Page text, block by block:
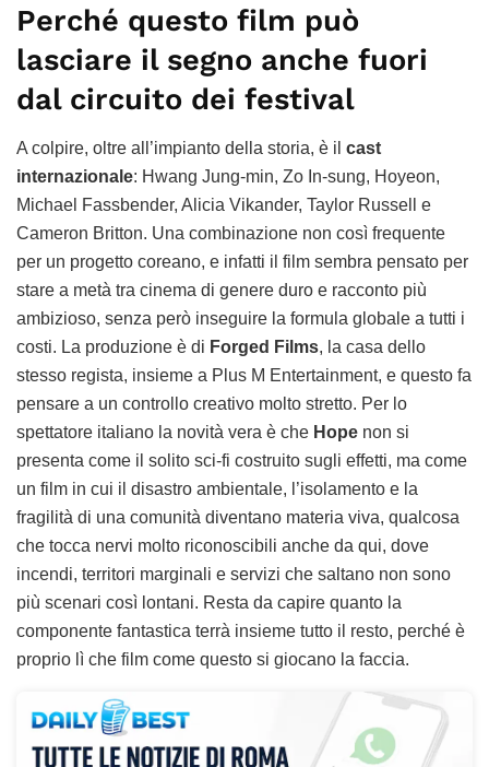
Perché questo film può
lasciare il segno anche fuori
dal circuito dei festival
A colpire, oltre all’impianto della storia, è il cast
internazionale: Hwang Jung-min, Zo In-sung, Hoyeon,
Michael Fassbender, Alicia Vikander, Taylor Russell e
Cameron Britton. Una combinazione non così frequente
per un progetto coreano, e infatti il film sembra pensato per
stare a metà tra cinema di genere duro e racconto più
ambizioso, senza però inseguire la formula globale a tutti i
costi. La produzione è di Forged Films, la casa dello
stesso regista, insieme a Plus M Entertainment, e questo fa
pensare a un controllo creativo molto stretto. Per lo
spettatore italiano la novità vera è che Hope non si
presenta come il solito sci-fi costruito sugli effetti, ma come
un film in cui il disastro ambientale, l’isolamento e la
fragilità di una comunità diventano materia viva, qualcosa
che tocca nervi molto riconoscibili anche da qui, dove
incendi, territori marginali e servizi che saltano non sono
più scenari così lontani. Resta da capire quanto la
componente fantastica terrà insieme tutto il resto, perché è
proprio lì che film come questo si giocano la faccia.